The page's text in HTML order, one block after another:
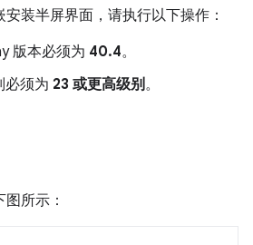
装半屏界面，请执行以下操作：
版本必须为 40.4。
必须为 23 或更高级别。
所示：